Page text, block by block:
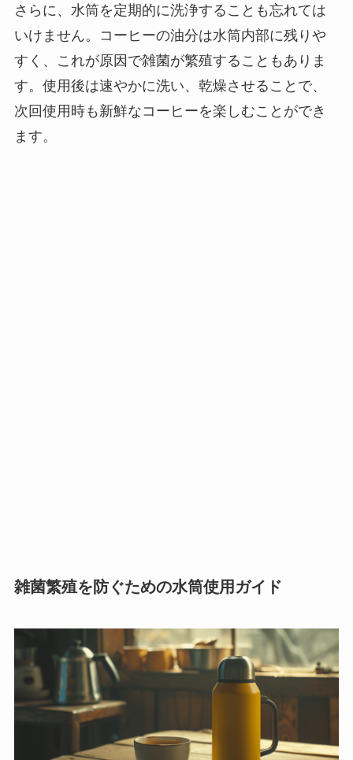
さらに、水筒を定期的に洗浄することも忘れては
いけません。コーヒーの油分は水筒内部に残りや
すく、これが原因で雑菌が繁殖することもありま
す。使用後は速やかに洗い、乾燥させることで、
次回使用時も新鮮なコーヒーを楽しむことができ
ます。
雑菌繁殖を防ぐための水筒使用ガイド